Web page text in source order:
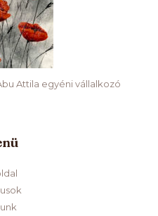
Attila egyéni vállalkozó